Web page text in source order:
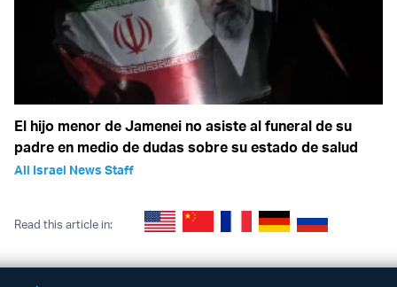
El hijo menor de Jamenei no asiste al funeral de su
padre en medio de dudas sobre su estado de salud
All Israel News Staff
Read this article in: